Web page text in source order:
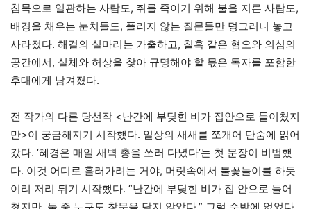
침묵으로 일관하는 사람도, 쥐를 죽이기 위해 불을 지른 사람도,
배경을 채우는 눈치들도, 풀리지 않는 질문들만 덩그러니 놓고
사라졌다. 해결의 실마리는 가출하고, 칠흑 같은 혐오와 의심의
공간에서, 실체와 허상을 찾아 규명해야 할 몫은 독자를 포함한
후대에게 남겨졌다.
전 작가의 다른 당선작 <난간에 부딪힌 비가 집안으로 들이쳤지
만>이 궁금해지기 시작했다. 일상의 새새를 쪼개어 단숨에 읽어
갔다. ‘혜경은 매일 새벽 총을 쏘러 다녔다’는 첫 문장이 비범했
다. 이것 어디로 흘러가려는 거야, 머릿속에서 불꽃놀이를 하듯
이리 저리 튀기 시작했다. “난간에 부딪힌 비가 집 안으로 들어
쳤지만, 둘 중 누구도 창문을 닫지 않았다.” 그럴 수밖에 없었다.